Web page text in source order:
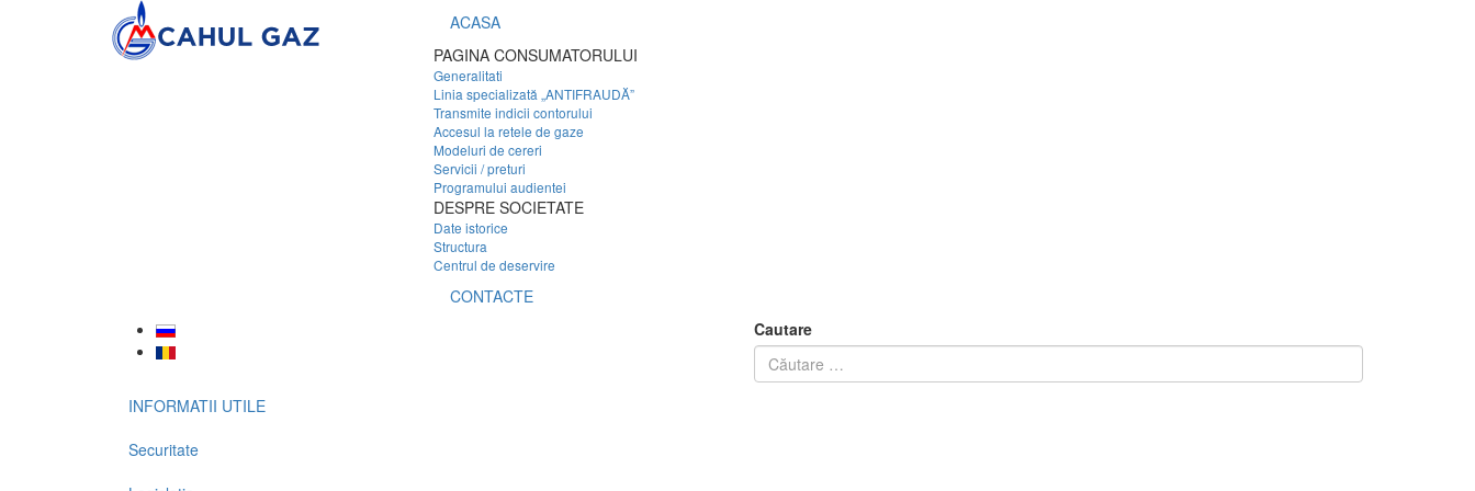
ACASA
PAGINA CONSUMATORULUI
Generalitati
Linia specializată „ANTIFRAUDĂ”
Transmite indicii contorului
Accesul la retele de gaze
Modeluri de cereri
Servicii / preturi
Programului audientei
DESPRE SOCIETATE
Date istorice
Structura
Centrul de deservire
CONTACTE
Cautare
INFORMATII UTILE
Securitate